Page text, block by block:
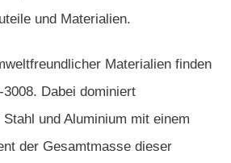
und Materialien.
Materialien finden
Dabei dominiert
und Aluminium mit einem
der Gesamtmasse dieser